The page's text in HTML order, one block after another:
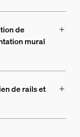
de
mural
de rails et